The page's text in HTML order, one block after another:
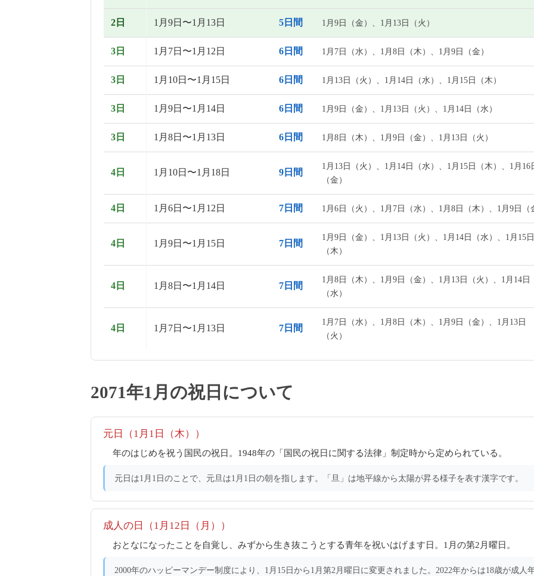
2日 1月9日〜1月13日 5日間 1月9日（金）、1月13日（火）
3日 1月7日〜1月12日 6日間 1月7日（水）、1月8日（木）、1月9日（金）
3日 1月10日〜1月15日 6日間 1月13日（火）、1月14日（水）、1月15日（木）
3日 1月9日〜1月14日 6日間 1月9日（金）、1月13日（火）、1月14日（水）
3日 1月8日〜1月13日 6日間 1月8日（木）、1月9日（金）、1月13日（火）
4日 1月10日〜1月18日 9日間
1月13日（火）、1月14日（水）、1月15日（木）、1月16
（金）
4日 1月6日〜1月12日 7日間 1月6日（火）、1月7日（水）、1月8日（木）、1月9日（
4日 1月9日〜1月15日 7日間
1月9日（金）、1月13日（火）、1月14日（水）、1月15日
（木）
4日 1月8日〜1月14日 7日間
1月8日（木）、1月9日（金）、1月13日（火）、1月14日
（水）
4日 1月7日〜1月13日 7日間
1月7日（水）、1月8日（木）、1月9日（金）、1月13日
（火）
2071年1月の祝日について
元日（1月1日（木））
年のはじめを祝う国民の祝日。1948年の「国民の祝日に関する法律」制定時から定められている。
元日は1月1日のことで、元旦は1月1日の朝を指します。「旦」は地平線から太陽が昇る様子を表す漢字です。
成人の日（1月12日（月））
おとなになったことを自覚し、みずから生き抜こうとする青年を祝いはげます日。1月の第2月曜日。
2000年のハッピーマンデー制度により、1月15日から1月第2月曜日に変更されました。2022年からは18歳が成人